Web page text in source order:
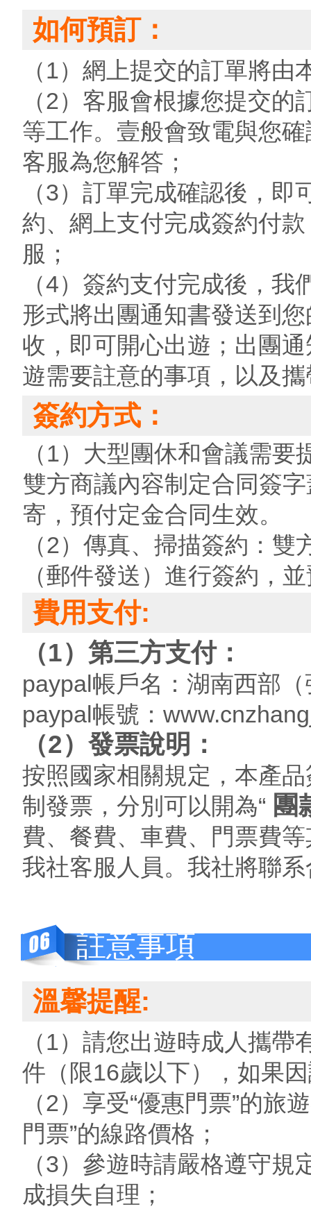
如何預訂：
（1）網上提交的訂單將
（2）客服會根據您提交
等工作。壹般會致電與您
客服為您解答；
（3）訂單完成確認後，
約、網上支付完成簽約付
服；
（4）簽約支付完成後，
形式將出團通知書發送到
收，即可開心出遊；出團
遊需要註意的事項，以及
簽約方式：
（1）大型團休和會議需
雙方商議內容制定合同簽
寄，預付定金合同生效。
（2）傳真、掃描簽約：
（郵件發送）進行簽約，
費用支付:
（1）第三方支付：
paypal帳戶名：湖南西部
paypal帳號：
（2）發票說明：
按照國家相關規定，本產
制發票，分別可以開為“ 團
費、餐費、車費、門票費
我社客服人員。我社將聯
註意事項
溫馨提醒:
（1）請您出遊時成人攜
件（限16歲以下），如果
（2）享受“優惠門票”的旅
門票”的線路價格；
（3）參遊時請嚴格遵守
成損失自理；